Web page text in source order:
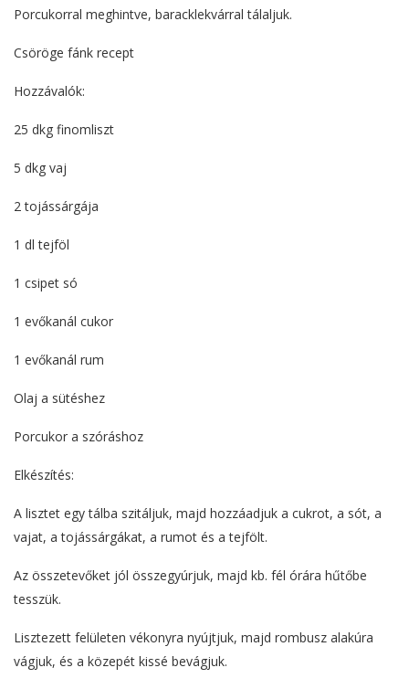
Porcukorral meghintve, baracklekvárral tálaljuk.
Csöröge fánk recept
Hozzávalók:
25 dkg finomliszt
5 dkg vaj
2 tojássárgája
1 dl tejföl
1 csipet só
1 evőkanál cukor
1 evőkanál rum
Olaj a sütéshez
Porcukor a szóráshoz
Elkészítés:
A lisztet egy tálba szitáljuk, majd hozzáadjuk a cukrot, a sót, a
vajat, a tojássárgákat, a rumot és a tejfölt.
Az összetevőket jól összegyúrjuk, majd kb. fél órára hűtőbe
tesszük.
Lisztezett felületen vékonyra nyújtjuk, majd rombusz alakúra
vágjuk, és a közepét kissé bevágjuk.